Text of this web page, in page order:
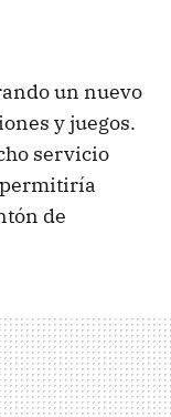
un nuevo
y juegos.
servicio
de